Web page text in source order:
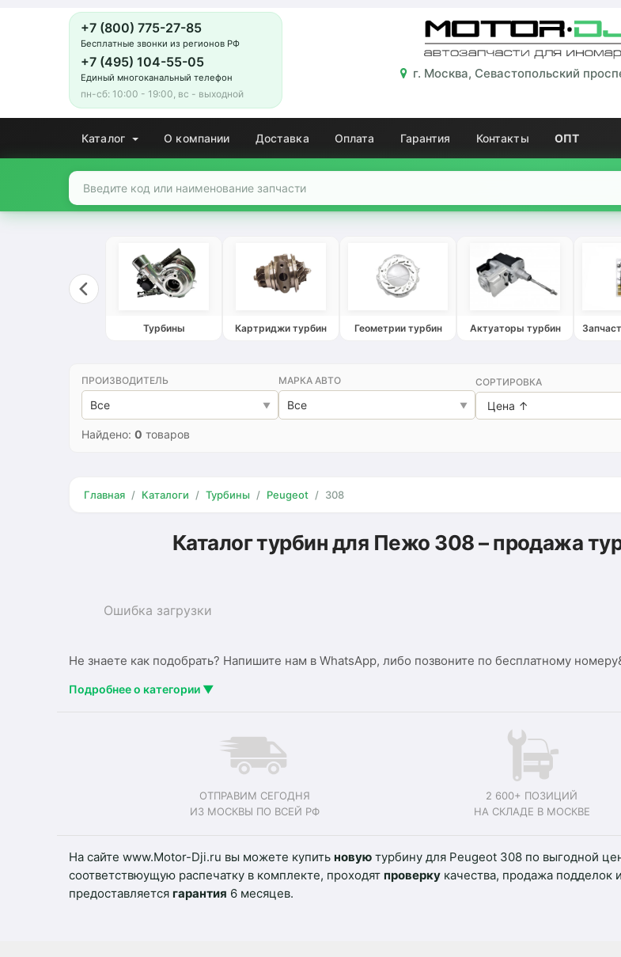
+7 (800) 775-27-85
Бесплатные звонки из регионов РФ
+7 (495) 104-55-05
Единый многоканальный телефон
пн-сб: 10:00 - 19:00, вс - выходной
г. Москва, Севастопольский
Каталог О компании Доставка Оплата Гарантия Контакты ОПТ
Турбины Картриджи турбин Геометрии турбин Актуаторы турбин
ПРОИЗВОДИТЕЛЬ
Все
МАРКА АВТО
Все
СОРТИРОВКА
Найдено: 0 товаров
Главная Каталоги Турбины Peugeot 308
Каталог турбин для Пежо 308 – продажа
Ошибка загрузки
Не знаете как подобрать? Напишите нам в WhatsApp, либо позвоните по бесплатному
Подробнее о категории ▼
ОТПРАВИМ СЕГОДНЯ
ИЗ МОСКВЫ ПО ВСЕЙ РФ
2 600+ ПОЗИЦИЙ
НА СКЛАДЕ В МОСКВЕ
На сайте www.Motor-Dji.ru вы можете купить новую турбину для Peugeot 308 по выгодной
соответствюущую распечатку в комплекте, проходят проверку качества, продажа
предоставляется гарантия 6 месяцев.